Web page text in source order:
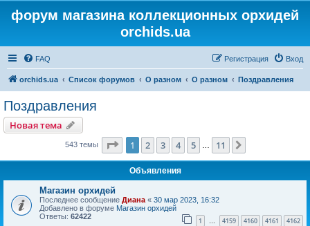
форум магазина коллекционных орхидей
orchids.ua
FAQ Вход
Регистрация
orchids.ua Список форумов О разном О разном Поздравления
Поздравления
Новая тема
543 темы Страница из 11
1 2 3 4 5 11
Объявления
Магазин орхидей
Последнее сообщение Диана « 30 мар 2023, 16:32
Добавлено в форуме Магазин орхидей
Ответы: 62422 1 … 4159 4160 4161 4162